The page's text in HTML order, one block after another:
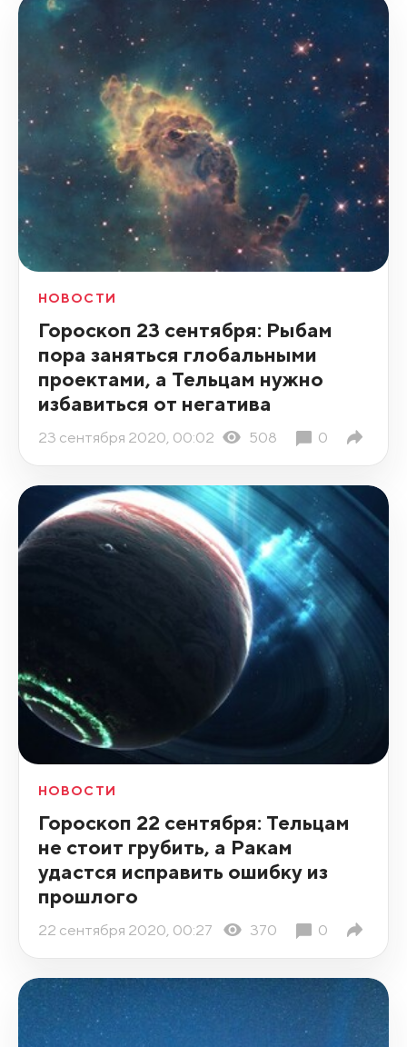
НОВОСТИ
Гороскоп 23 сентября: Рыбам
пора заняться глобальными
проектами, а Тельцам нужно
избавиться от негатива
23 сентября 2020, 00:02 508 0
НОВОСТИ
Гороскоп 22 сентября: Тельцам
не стоит грубить, а Ракам
удастся исправить ошибку из
прошлого
22 сентября 2020, 00:27 370 0